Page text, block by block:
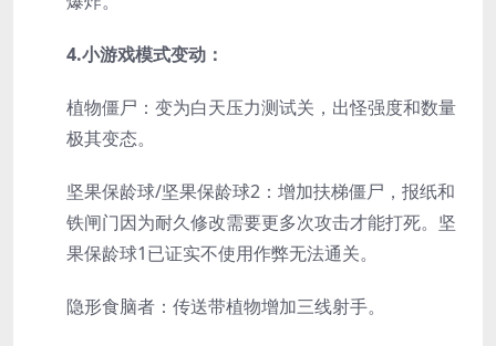
4.小游戏模式变动：
植物僵尸：变为白天压力测试关，出怪强度和数量
极其变态。
坚果保龄球/坚果保龄球2：增加扶梯僵尸，报纸和
铁闸门因为耐久修改需要更多次攻击才能打死。坚
果保龄球1已证实不使用作弊无法通关。
隐形食脑者：传送带植物增加三线射手。